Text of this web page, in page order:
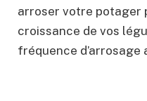
arroser votre potager
croissance de vos
fréquence d’arrosage